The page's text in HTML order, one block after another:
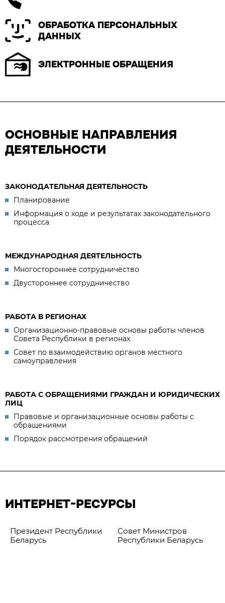
ОБРАБОТКА ПЕРСОНАЛЬНЫХ
ДАННЫХ
ЭЛЕКТРОННЫЕ ОБРАЩЕНИЯ
ОСНОВНЫЕ НАПРАВЛЕНИЯ
ДЕЯТЕЛЬНОСТИ
ЗАКОНОДАТЕЛЬНАЯ ДЕЯТЕЛЬНОСТЬ
Планирование
Информация о ходе и результатах законодательного
процесса
МЕЖДУНАРОДНАЯ ДЕЯТЕЛЬНОСТЬ
Многостороннее сотрудничество
Двустороннее сотрудничество
РАБОТА В РЕГИОНАХ
Организационно-правовые основы работы членов
Совета Республики в регионах
Совет по взаимодействию органов местного
самоуправления
РАБОТА С ОБРАЩЕНИЯМИ ГРАЖДАН И ЮРИДИЧЕСКИХ
ЛИЦ
Правовые и организационные основы работы с
обращениями
Порядок рассмотрения обращений
ИНТЕРНЕТ-РЕСУРСЫ
Президент Республики
Беларусь
Совет Министров
Республики Беларусь